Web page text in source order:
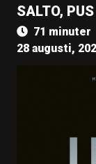
SALTO,
71 minuter
28 augusti,